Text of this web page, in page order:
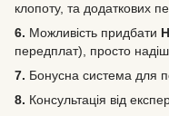
клопоту, та додаткових
6. Можливість придбати
передплат), просто
7. Бонусна система для
8. Консультація від